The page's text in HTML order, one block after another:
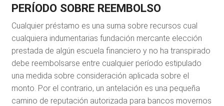
PERÍODO SOBRE REEMBOLSO
Cualquier préstamo es una suma sobre recursos cual
cualquiera indumentarias fundación mercante elección
prestada de algún escuela financiero y no ha transpirado
debe reembolsarse entre cualquier período estipulado
una medida sobre consideración aplicada sobre el
monto. Por el contrario, un antelación es una pequeña
camino de reputación autorizada para bancos movernos